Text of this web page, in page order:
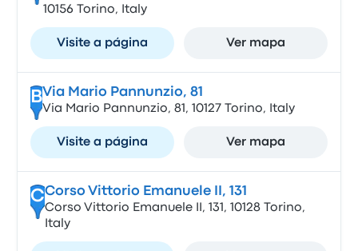
10156 Torino, Italy
Visite a página Ver mapa
BVia Mario Pannunzio, 81
Via Mario Pannunzio, 81, 10127 Torino, Italy
Visite a página Ver mapa
CCorso Vittorio Emanuele II, 131
Corso Vittorio Emanuele II, 131, 10128 Torino,
Italy